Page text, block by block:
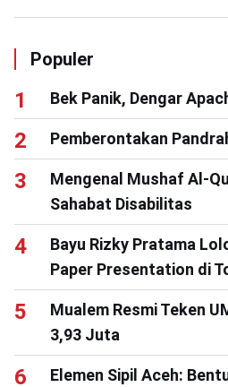
Populer
Bek Panik, Dengar
Pemberontakan
Mengenal Mushaf Al-
Sahabat Disabilitas
Bayu Rizky Pratama
Paper Presentation di
Mualem Resmi Teken
3,93 Juta
Elemen Sipil Aceh: